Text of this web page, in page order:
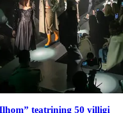
teatrining 50 yilligi